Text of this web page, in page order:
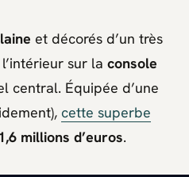
et décorés d’un très
sur la console
central. Équipée d’une
cette superbe
millions d’euros.